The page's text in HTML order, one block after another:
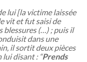
lui [la victime laissée
vit et fut saisi de
blessures (…) ; puis il
dans une
il sortit deux pièces
lui disant : “Prends